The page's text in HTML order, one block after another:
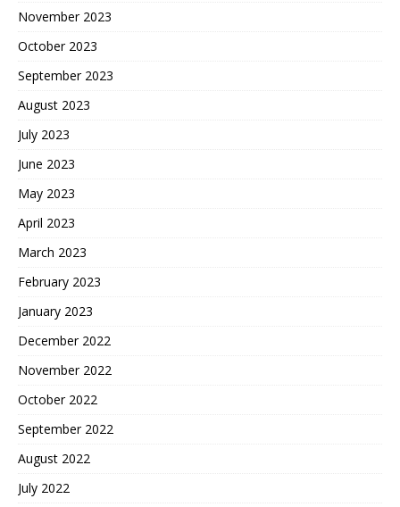
November 2023
October 2023
September 2023
August 2023
July 2023
June 2023
May 2023
April 2023
March 2023
February 2023
January 2023
December 2022
November 2022
October 2022
September 2022
August 2022
July 2022